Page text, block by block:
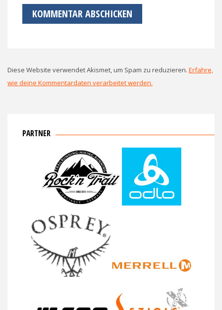
Diese Website verwendet Akismet, um Spam zu reduzieren. Erfahre,
wie deine Kommentardaten verarbeitet werden.
PARTNER